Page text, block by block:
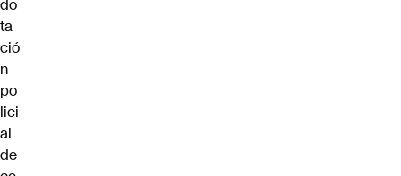
do
ta
ció
n
po
lici
al
de